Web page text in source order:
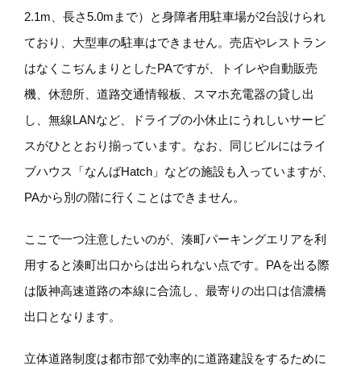
2.1m、長さ5.0mまで）と身障者用駐車場が2台設けられ
ており、大型車の駐車はできません。売店やレストラン
はなくこぢんまりとしたPAですが、トイレや自動販売
機、休憩所、道路交通情報板、スマホ充電器の貸し出
し、無線LANなど、ドライブの小休止にうれしいサービ
スがひととおり揃っています。なお、同じビルにはライ
ブハウス「なんばHatch」などの施設も入っていますが、
PAから別の階に行くことはできません。
ここで一つ注意したいのが、湊町パーキングエリアを利
用すると湊町出口からは出られない点です。PAを出る際
は阪神高速道路の本線に合流し、最寄りの出口は信濃橋
出口となります。
立体道路制度は都市部で効率的に道路建設をするために